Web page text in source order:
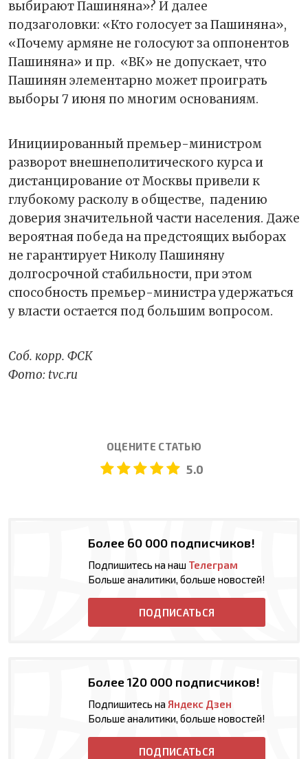
выбирают Пашиняна»? И далее
подзаголовки: «Кто голосует за Пашиняна»,
«Почему армяне не голосуют за оппонентов
Пашиняна» и пр. «ВК» не допускает, что
Пашинян элементарно может проиграть
выборы 7 июня по многим основаниям.
Инициированный премьер-министром
разворот внешнеполитического курса и
дистанцирование от Москвы привели к
глубокому расколу в обществе, падению
доверия значительной части населения. Даже
вероятная победа на предстоящих выборах
не гарантирует Николу Пашиняну
долгосрочной стабильности, при этом
способность премьер-министра удержаться
у власти остается под большим вопросом.
Соб. корр. ФСК
Фото: tvc.ru
ОЦЕНИТЕ СТАТЬЮ
5.0
Более 60 000 подписчиков!
Подпишитесь на наш Телеграм
Больше аналитики, больше новостей!
ПОДПИСАТЬСЯ
Более 120 000 подписчиков!
Подпишитесь на Яндекс Дзен
Больше аналитики, больше новостей!
ПОДПИСАТЬСЯ